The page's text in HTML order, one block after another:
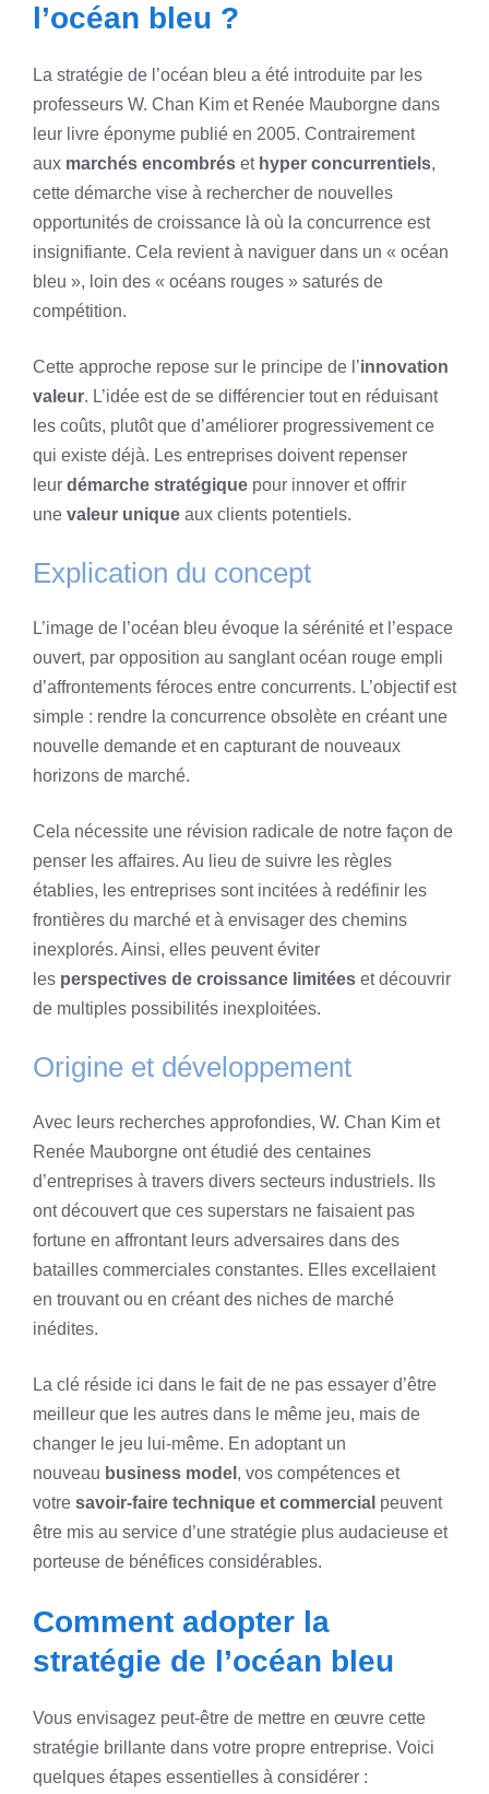
l’océan bleu ?
La stratégie de l’océan bleu a été introduite par les
professeurs W. Chan Kim et Renée Mauborgne dans
leur livre éponyme publié en 2005. Contrairement
aux marchés encombrés et hyper concurrentiels,
cette démarche vise à rechercher de nouvelles
opportunités de croissance là où la concurrence est
insignifiante. Cela revient à naviguer dans un « océan
bleu », loin des « océans rouges » saturés de
compétition.
Cette approche repose sur le principe de l’innovation
valeur. L’idée est de se différencier tout en réduisant
les coûts, plutôt que d’améliorer progressivement ce
qui existe déjà. Les entreprises doivent repenser
leur démarche stratégique pour innover et offrir
une valeur unique aux clients potentiels.
Explication du concept
L’image de l’océan bleu évoque la sérénité et l’espace
ouvert, par opposition au sanglant océan rouge empli
d’affrontements féroces entre concurrents. L’objectif est
simple : rendre la concurrence obsolète en créant une
nouvelle demande et en capturant de nouveaux
horizons de marché.
Cela nécessite une révision radicale de notre façon de
penser les affaires. Au lieu de suivre les règles
établies, les entreprises sont incitées à redéfinir les
frontières du marché et à envisager des chemins
inexplorés. Ainsi, elles peuvent éviter
les perspectives de croissance limitées et découvrir
de multiples possibilités inexploitées.
Origine et développement
Avec leurs recherches approfondies, W. Chan Kim et
Renée Mauborgne ont étudié des centaines
d’entreprises à travers divers secteurs industriels. Ils
ont découvert que ces superstars ne faisaient pas
fortune en affrontant leurs adversaires dans des
batailles commerciales constantes. Elles excellaient
en trouvant ou en créant des niches de marché
inédites.
La clé réside ici dans le fait de ne pas essayer d’être
meilleur que les autres dans le même jeu, mais de
changer le jeu lui-même. En adoptant un
nouveau business model , vos compétences et
votre savoir-faire technique et commercial peuvent
être mis au service d’une stratégie plus audacieuse et
porteuse de bénéfices considérables.
Comment adopter la
stratégie de l’océan bleu
Vous envisagez peut-être de mettre en œuvre cette
stratégie brillante dans votre propre entreprise. Voici
quelques étapes essentielles à considérer :